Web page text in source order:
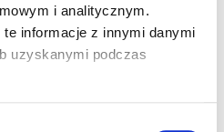
i analitycznym.
te informacje z innymi danymi
uzyskanymi podczas
rocznie i im dłuższy
tej samej maszyny,tym bardziej
na faktyczną pracę. Im krótszy
zapotrzebowanie, tym wyżej
koszt posiadania składa się z kilku